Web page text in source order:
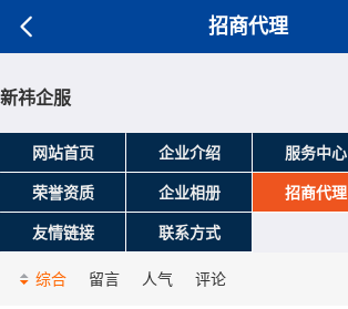
招商代理
新祎企服
网站首页 企业介绍 服务中心
荣誉资质 企业相册 招商代理
友情链接 联系方式
综合 留言 人气 评论